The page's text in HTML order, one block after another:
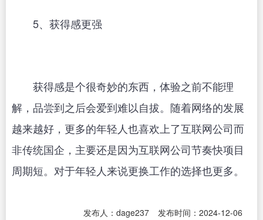
5、获得感更强
获得感是个很奇妙的东西，体验之前不能理
解，品尝到之后会爱到难以自拔。随着网络的发展
越来越好，更多的年轻人也喜欢上了互联网公司而
非传统国企，主要还是因为互联网公司节奏快项目
周期短。对于年轻人来说更换工作的选择也更多。
发布人：dage237 发布时间：2024-12-06